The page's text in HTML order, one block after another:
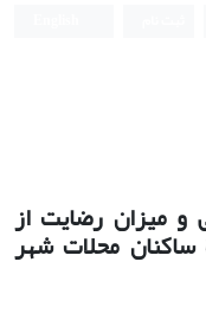
و میزان رضایت از
ساکنان محلات شهر